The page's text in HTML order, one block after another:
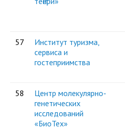
57
Институт туризма,
сервиса и
гостеприимства
58
Центр молекулярно-
генетических
исследований
«БиоТех»